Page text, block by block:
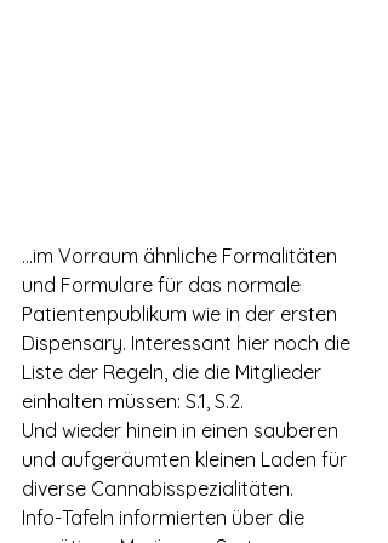
…im Vorraum ähnliche Formalitäten
und Formulare für das normale
Patientenpublikum wie in der ersten
Dispensary. Interessant hier noch die
Liste der Regeln, die die Mitglieder
einhalten müssen: S.1, S.2.
Und wieder hinein in einen sauberen
und aufgeräumten kleinen Laden für
diverse Cannabisspezialitäten.
Info-Tafeln informierten über die